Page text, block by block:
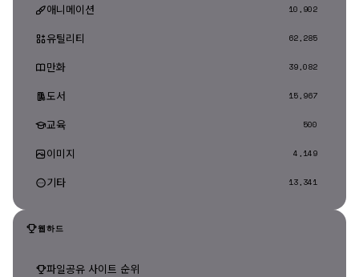
애니메이션 10,902
유틸리티 62,285
만화 39,082
도서 15,967
교육 500
이미지 4,149
기타 13,341
웹하드
파일공유 사이트 순위